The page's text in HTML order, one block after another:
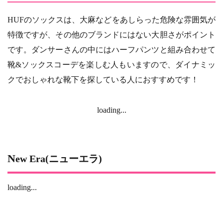
HUFのソックスは、大麻などをあしらった危険な雰囲気が
特徴ですが、その他のブランドにはない大胆さがポイント
です。ダンサーさんの中にはハーフパンツと組み合わせて
靴&ソックスコーデを楽しむ人もいますので、ダイナミッ
クでおしゃれな靴下を探している人におすすめです！
loading...
New Era(ニューエラ)
loading...